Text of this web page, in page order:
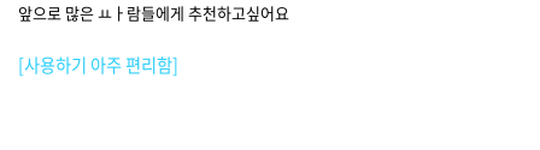
앞으로 많은 ㅛㅏ람들에게 추천하고싶어요
[사용하기 아주 편리함]